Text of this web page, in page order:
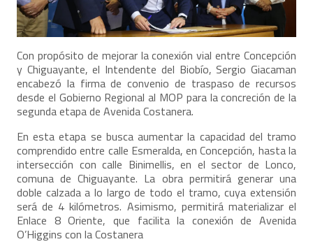
Con propósito de mejorar la conexión vial entre Concepción
y Chiguayante, el Intendente del Biobío, Sergio Giacaman
encabezó la firma de convenio de traspaso de recursos
desde el Gobierno Regional al MOP para la concreción de la
segunda etapa de Avenida Costanera.
En esta etapa se busca aumentar la capacidad del tramo
comprendido entre calle Esmeralda, en Concepción, hasta la
intersección con calle Binimellis, en el sector de Lonco,
comuna de Chiguayante. La obra permitirá generar una
doble calzada a lo largo de todo el tramo, cuya extensión
será de 4 kilómetros. Asimismo, permitirá materializar el
Enlace 8 Oriente, que facilita la conexión de Avenida
O’Higgins con la Costanera